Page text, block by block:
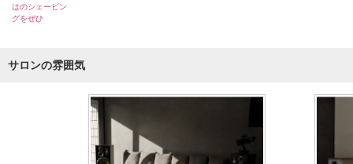
はのシェービン
グをぜひ
サロンの雰囲気